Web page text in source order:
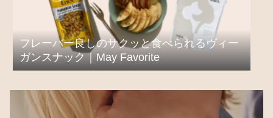
フレーバー良しのサクッと食べられるヴィー
ガンスナック｜May Favorite